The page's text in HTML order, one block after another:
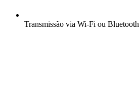
Transmissão via Wi-Fi ou Bluetooth